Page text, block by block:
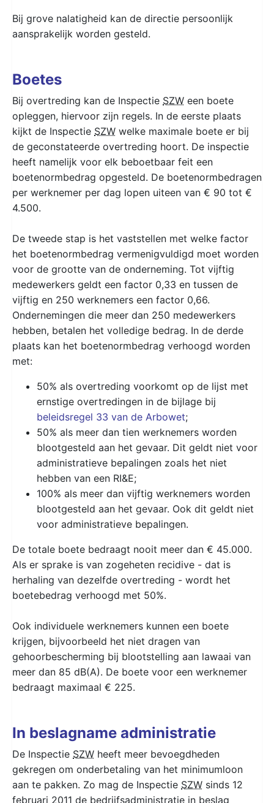
Bij grove nalatigheid kan de directie persoonlijk
aansprakelijk worden gesteld.
Boetes
Bij overtreding kan de Inspectie SZW een boete
opleggen, hiervoor zijn regels. In de eerste plaats
kijkt de Inspectie SZW welke maximale boete er bij
de geconstateerde overtreding hoort. De inspectie
heeft namelijk voor elk beboetbaar feit een
boetenormbedrag opgesteld. De boetenormbedragen
per werknemer per dag lopen uiteen van € 90 tot €
4.500.
De tweede stap is het vaststellen met welke factor
het boetenormbedrag vermenigvuldigd moet worden
voor de grootte van de onderneming. Tot vijftig
medewerkers geldt een factor 0,33 en tussen de
vijftig en 250 werknemers een factor 0,66.
Ondernemingen die meer dan 250 medewerkers
hebben, betalen het volledige bedrag. In de derde
plaats kan het boetenormbedrag verhoogd worden
met:
50% als overtreding voorkomt op de lijst met
ernstige overtredingen in de bijlage bij
beleidsregel 33 van de Arbowet;
50% als meer dan tien werknemers worden
blootgesteld aan het gevaar. Dit geldt niet voor
administratieve bepalingen zoals het niet
hebben van een RI&E;
100% als meer dan vijftig werknemers worden
blootgesteld aan het gevaar. Ook dit geldt niet
voor administratieve bepalingen.
De totale boete bedraagt nooit meer dan € 45.000.
Als er sprake is van zogeheten recidive - dat is
herhaling van dezelfde overtreding - wordt het
boetebedrag verhoogd met 50%.
Ook individuele werknemers kunnen een boete
krijgen, bijvoorbeeld het niet dragen van
gehoorbescherming bij blootstelling aan lawaai van
meer dan 85 dB(A). De boete voor een werknemer
bedraagt maximaal € 225.
In beslagname administratie
De Inspectie SZW heeft meer bevoegdheden
gekregen om onderbetaling van het minimumloon
aan te pakken. Zo mag de Inspectie SZW sinds 12
februari 2011 de bedrijfsadministratie in beslag